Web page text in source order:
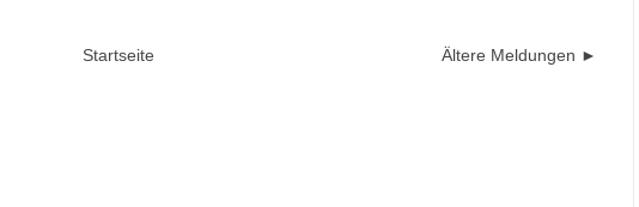
Ältere Meldungen ►
Startseite